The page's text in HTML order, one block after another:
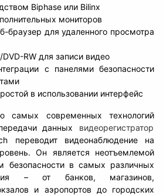
Biphase или Bilinx
мониторов
браузер для удаленного просмотра
RW для записи видео
с панелями безопасности
в использовании интерфейс
самых современных технологий
данных
видеорегистратор
переводит видеонаблюдение на
Он является неотъемлемой
безопасности в самых различных
– от банков, магазинов,
и аэропортов до городских